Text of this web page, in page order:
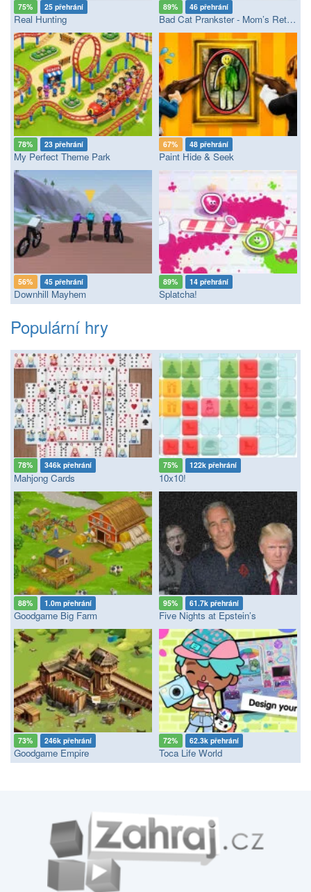
75% 25 přehrání
Real Hunting
89% 46 přehrání
Bad Cat Prankster - Mom’s Return
78% 23 přehrání
My Perfect Theme Park
67% 48 přehrání
Paint Hide & Seek
56% 45 přehrání
Downhill Mayhem
89% 14 přehrání
Splatcha!
Populární hry
78% 346k přehrání
Mahjong Cards
75% 122k přehrání
10x10!
88% 1.0m přehrání
Goodgame Big Farm
95% 61.7k přehrání
Five Nights at Epstein’s
73% 246k přehrání
Goodgame Empire
72% 62.3k přehrání
Toca Life World